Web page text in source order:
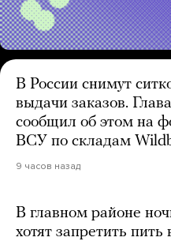
В России снимут
выдачи заказов.
сообщил об этом на
ВСУ по складам
9 часов назад
В главном районе
хотят запретить